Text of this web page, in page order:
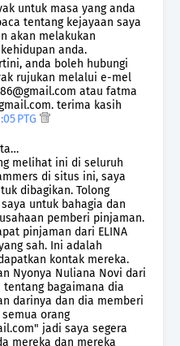
untuk masa yang anda
tentang kejayaan saya
akan melakukan
anda.
anda boleh hubungi
rujukan melalui e-mel
atau fatma
terima kasih
PTG
melihat ini di seluruh
di situs ini, saya
dibagikan. Tolong
untuk bahagia dan
pemberi pinjaman.
pinjaman dari ELINA
yang sah. Ini adalah
kontak mereka.
Nyonya Nuliana Novi dari
bagaimana dia
darinya dan dia memberi
orang
jadi saya segera
mereka dan mereka